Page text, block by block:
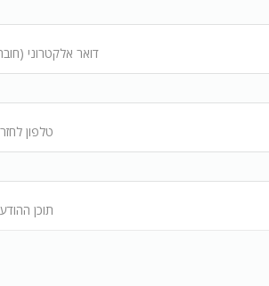
דואר אלקטרוני
טלפון
תוכן